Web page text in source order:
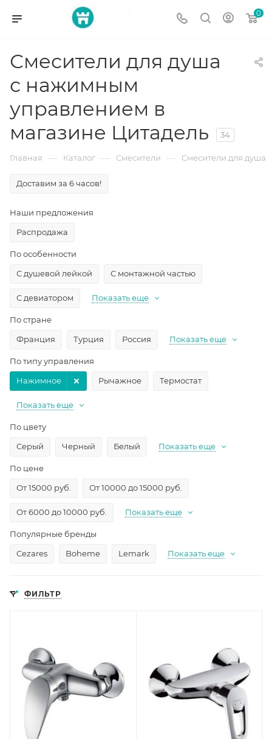
0
Смесители для душа
с нажимным
управлением в
магазине Цитадель
34
Главная — Каталог — Смесители — Смесители для душа
Доставим за 6 часов!
Наши предложения
Распродажа
По особенности
С душевой лейкой
С монтажной частью
С девиатором Показать еще
По стране
Франция
Турция Россия Показать еще
По типу управления
Рычажное
Нажимное Термостат
Показать еще
По цвету
Серый
Черный Белый Показать еще
По цене
От 15000 руб.
От 10000 до 15000 руб.
От 6000 до 10000 руб. Показать еще
Популярные бренды
Cezares
Boheme Lemark Показать еще
ФИЛЬТР